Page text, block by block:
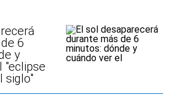
6
y
"eclipse
siglo"